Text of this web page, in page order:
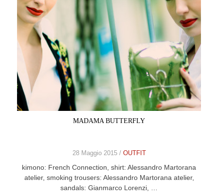
MADAMA BUTTERFLY
28 Maggio 2015 / OUTFIT
kimono: French Connection, shirt: Alessandro Martorana
atelier, smoking trousers: Alessandro Martorana atelier,
sandals: Gianmarco Lorenzi, …